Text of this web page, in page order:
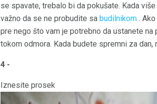
se spavate, trebalo bi da pokušate. Kada
važno da se ne probudite sa budilnikom .
pre nego što vam je potrebno da ustanete
tokom odmora. Kada budete spremni za
4 -
Iznesite prosek